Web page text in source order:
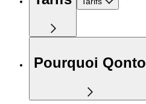
Pourquoi Qonto